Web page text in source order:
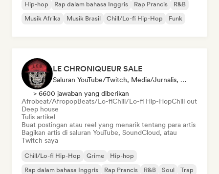
Hip-hop Rap dalam bahasa Inggris Rap Prancis
R&B
Musik Afrika
Musik Brasil Chill/Lo-fi Hip-Hop Funk
LE CHRONIQUEUR SALE
Saluran YouTube/Twitch, Media/Jurnalis, Kurator Media Sosial
> 6600 jawaban yang diberikan
Afrobeat/AfropopBeats/Lo-fiChill/Lo-fi Hip-HopChill out
Deep house
Tulis artikel
Buat postingan atau reel yang menarik tentang para artis
Bagikan artis di saluran YouTube, SoundCloud, atau
Twitch saya
Chill/Lo-fi Hip-Hop Grime
Hip-hop
Rap dalam bahasa Inggris
Rap Prancis R&B Soul Trap